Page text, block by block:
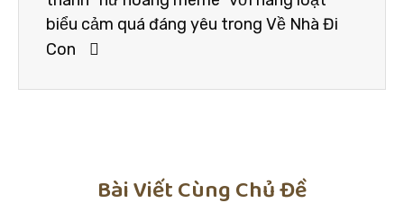
biểu cảm quá đáng yêu trong Về Nhà Đi
Con
Bài Viết Cùng Chủ Đề